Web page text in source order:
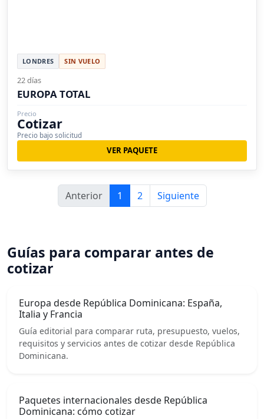
LONDRES SIN VUELO
22 días
EUROPA TOTAL
Precio
Cotizar
Precio bajo solicitud
VER PAQUETE
Anterior 1 2 Siguiente
Guías para comparar antes de
cotizar
Europa desde República Dominicana: España,
Italia y Francia
Guía editorial para comparar ruta, presupuesto, vuelos,
requisitos y servicios antes de cotizar desde República
Dominicana.
Paquetes internacionales desde República
Dominicana: cómo cotizar